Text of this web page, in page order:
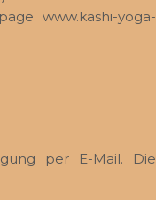
www.kashi-yoga-
per E-Mail. Die